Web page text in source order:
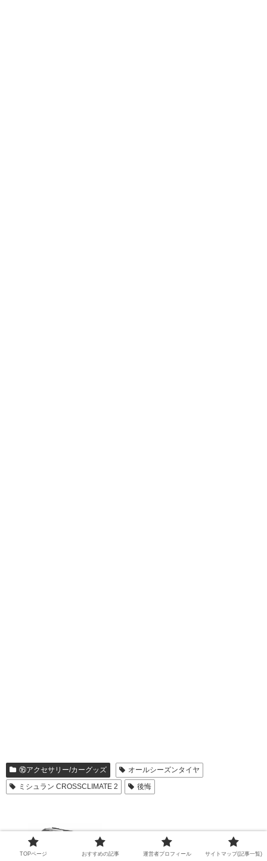
⑯アクセサリー/カーグッズ
オールシーズンタイヤ
ミシュラン CROSSCLIMATE 2
後悔
ュー：ヘルメットに差し込むだけで使える
2カメラ式バイクドラレコの実力とは？
TOPページ おすすめの記事 運営者プロフィール サイトマップ(記事一覧)